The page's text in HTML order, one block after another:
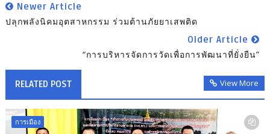
Newer Article
ปลุกพลังนิคมอุตสาหกรรม ร่วมต้านภัยยาเสพติด
Older Article
“การบริหารจัดการวัดเพื่อการพัฒนาที่ยั่งยืน”
RELATED POST View More
การเมือง